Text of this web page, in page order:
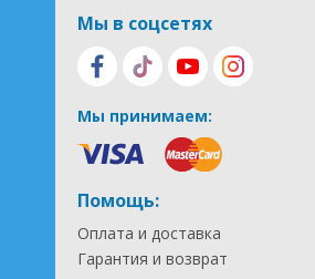
Мы в соцсетях
Мы принимаем:
Помощь:
Оплата и доставка
Гарантия и возврат